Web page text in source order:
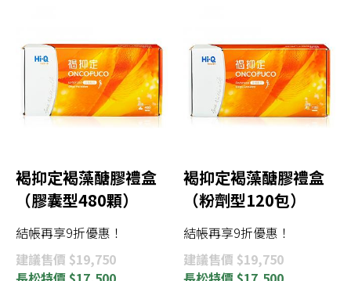
褐抑定褐藻醣膠禮盒
（膠囊型480顆）
結帳再享9折優惠！
建議售價 $19,750
褐抑定褐藻醣膠禮盒
（粉劑型120包）
結帳再享9折優惠！
建議售價 $19,750